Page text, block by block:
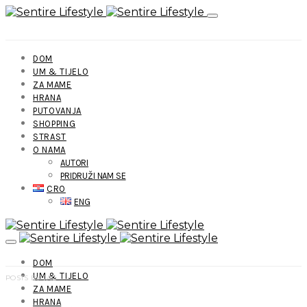
DOM
UM & TIJELO
ZA MAME
HRANA
PUTOVANJA
SHOPPING
STRAST
O NAMA
AUTORI
PRIDRUŽI NAM SE
CRO
ENG
DOM
UM & TIJELO
ZA MAME
HRANA
POSTS BY TAG